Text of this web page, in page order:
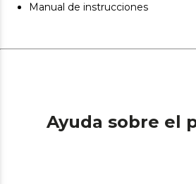
Manual de instrucciones
Ayuda sobre el